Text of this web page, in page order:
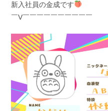
新入社員の金成です
￣V￣￣￣￣￣￣￣￣￣￣